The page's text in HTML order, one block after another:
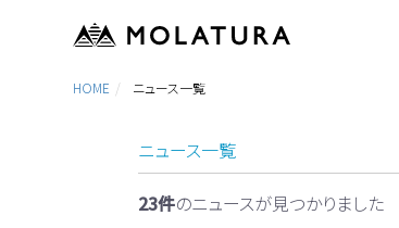
HOME ニュース一覧
ニュース一覧
23件のニュースが見つかりました